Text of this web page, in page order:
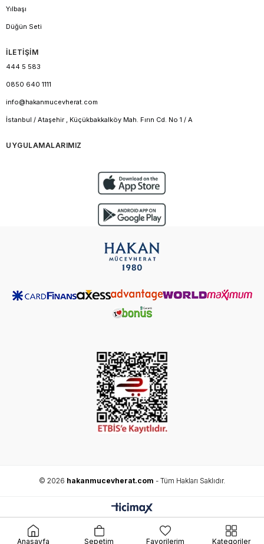
Yılbaşı
Düğün Seti
İLETİŞİM
444 5 583
0850 640 1111
info@hakanmucevherat.com
İstanbul / Ataşehir , Küçükbakkalköy Mah. Fırın Cd. No 1 / A
UYGULAMALARIMIZ
© 2026 hakanmucevherat.com - Tüm Hakları Saklıdır.
Anasayfa Sepetim Favorilerim Kategoriler